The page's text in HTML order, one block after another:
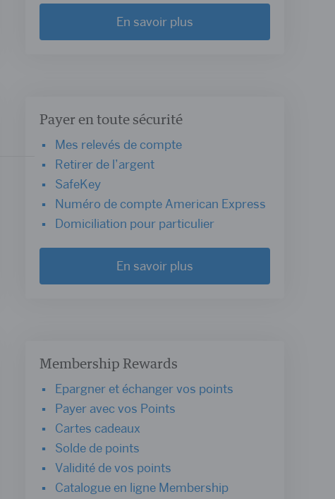
En savoir plus
Payer en toute sécurité
Mes relevés de compte
Retirer de l’argent
SafeKey
Numéro de compte American Express
Domiciliation pour particulier
En savoir plus
Membership Rewards
Epargner et échanger vos points
Payer avec vos Points
Cartes cadeaux
Solde de points
Validité de vos points
Catalogue en ligne Membership